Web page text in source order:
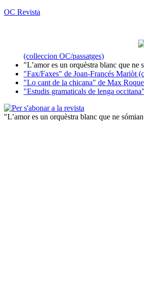
OC Revista
(colleccion OC/passatges)
"L’amor es un orquèstra blanc que
"Fax/Faxes" de Joan-Francés Mariòt
"Lo cant de la chicana" de Max
"Estudis gramaticals de lenga
"L’amor es un orquèstra blanc que ne